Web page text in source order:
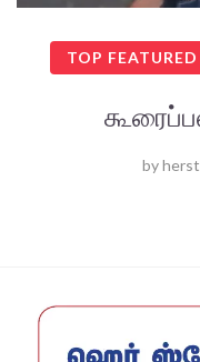
TOP FEATURED
by